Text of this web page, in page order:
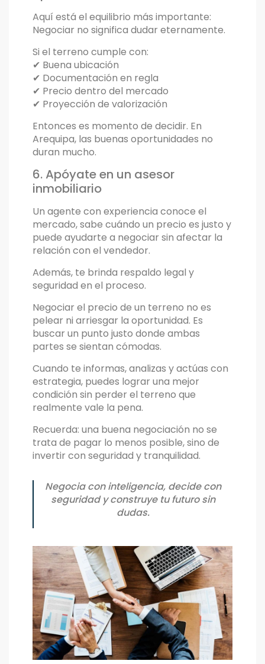
Aquí está el equilibrio más importante:
Negociar no significa dudar eternamente.
Si el terreno cumple con:
✔ Buena ubicación
✔ Documentación en regla
✔ Precio dentro del mercado
✔ Proyección de valorización
Entonces es momento de decidir. En
Arequipa, las buenas oportunidades no
duran mucho.
6. Apóyate en un asesor
inmobiliario
Un agente con experiencia conoce el
mercado, sabe cuándo un precio es justo y
puede ayudarte a negociar sin afectar la
relación con el vendedor.
Además, te brinda respaldo legal y
seguridad en el proceso.
Negociar el precio de un terreno no es
pelear ni arriesgar la oportunidad. Es
buscar un punto justo donde ambas
partes se sientan cómodas.
Cuando te informas, analizas y actúas con
estrategia, puedes lograr una mejor
condición sin perder el terreno que
realmente vale la pena.
Recuerda: una buena negociación no se
trata de pagar lo menos posible, sino de
invertir con seguridad y tranquilidad.
Negocia con inteligencia, decide con
seguridad y construye tu futuro sin
dudas.